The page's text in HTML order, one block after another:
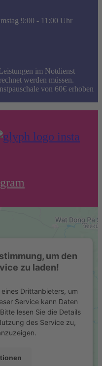
9:00 - 11:00 Uhr
im Notdienst
werden müssen.
von 60€ erhoben
um den
zu laden!
Drittanbieters, um
Service kann Daten
lesen Sie die Details
des Service zu,